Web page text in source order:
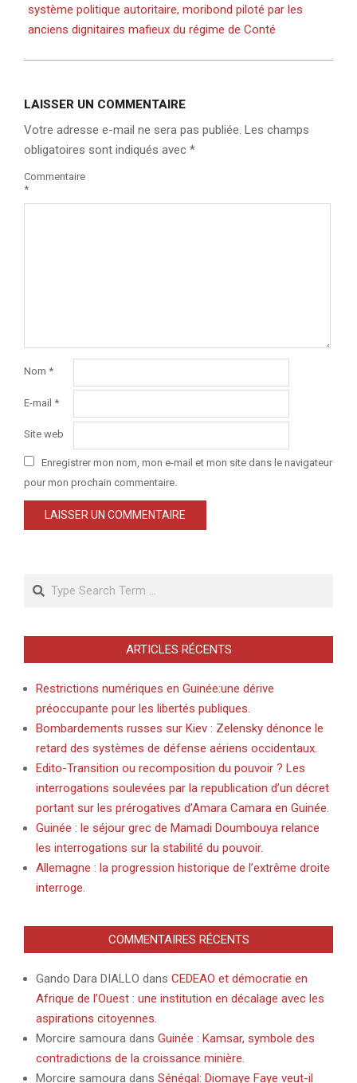
28
système politique autoritaire, moribond piloté par les
anciens dignitaires mafieux du régime de Conté
LAISSER UN COMMENTAIRE
Votre adresse e-mail ne sera pas publiée. Les champs
obligatoires sont indiqués avec *
Commentaire
*
Nom *
E-mail *
Site web
Enregistrer mon nom, mon e-mail et mon site dans le navigateur
pour mon prochain commentaire.
ARTICLES RÉCENTS
Restrictions numériques en Guinée:une dérive
préoccupante pour les libertés publiques.
Bombardements russes sur Kiev : Zelensky dénonce le
retard des systèmes de défense aériens occidentaux.
Edito-Transition ou recomposition du pouvoir ? Les
interrogations soulevées par la republication d’un décret
portant sur les prérogatives d’Amara Camara en Guinée.
Guinée : le séjour grec de Mamadi Doumbouya relance
les interrogations sur la stabilité du pouvoir.
Allemagne : la progression historique de l’extrême droite
interroge.
COMMENTAIRES RÉCENTS
Gando Dara DIALLO dans CEDEAO et démocratie en
Afrique de l’Ouest : une institution en décalage avec les
aspirations citoyennes.
Morcire samoura dans Guinée : Kamsar, symbole des
contradictions de la croissance minière.
Morcire samoura dans Sénégal: Diomaye Faye veut-il